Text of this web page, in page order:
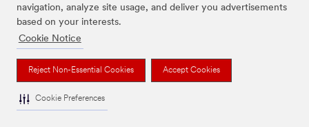
navigation, analyze site usage, and deliver you advertisements
based on your interests.
Cookie Notice
Reject Non-Essential Cookies Accept Cookies
Cookie Preferences